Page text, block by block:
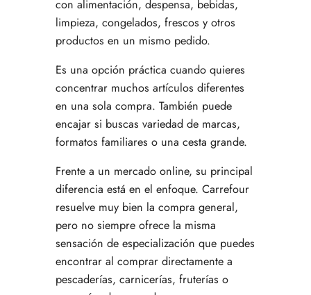
con alimentación, despensa, bebidas,
limpieza, congelados, frescos y otros
productos en un mismo pedido.
Es una opción práctica cuando quieres
concentrar muchos artículos diferentes
en una sola compra. También puede
encajar si buscas variedad de marcas,
formatos familiares o una cesta grande.
Frente a un mercado online, su principal
diferencia está en el enfoque. Carrefour
resuelve muy bien la compra general,
pero no siempre ofrece la misma
sensación de especialización que puedes
encontrar al comprar directamente a
pescaderías, carnicerías, fruterías o